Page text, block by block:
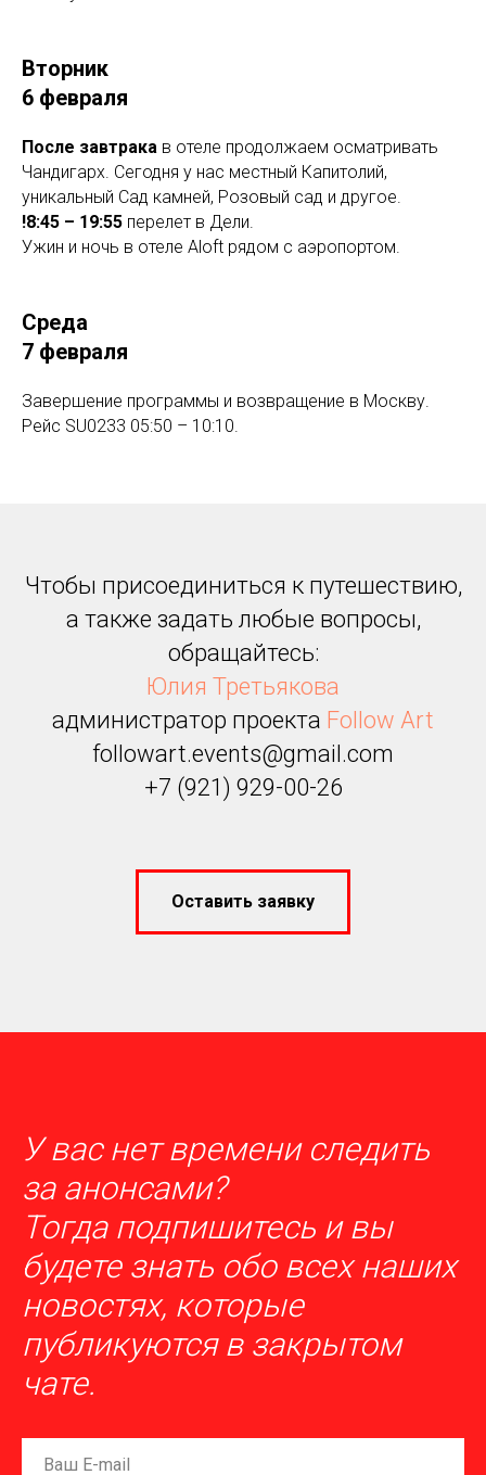
Вторник
6 февраля
После завтрака в отеле продолжаем осматривать
Чандигарх. Сегодня у нас местный Капитолий,
уникальный Сад камней, Розовый сад и другое.
!8:45 – 19:55 перелет в Дели.
Ужин и ночь в отеле Aloft рядом с аэропортом.
Среда
7 февраля
Завершение программы и возвращение в Москву.
Рейс SU0233 05:50 – 10:10.
Чтобы присоединиться к путешествию,
а также задать любые вопросы,
обращайтесь:
Юлия Третьякова
администратор проекта Follow Art
followart.events@gmail.com
+7 (921) 929-00-26
Оставить заявку
У вас нет времени следить
за анонсами?
Тогда подпишитесь и вы
будете знать обо всех наших
новостях, которые
публикуются в закрытом
чате.